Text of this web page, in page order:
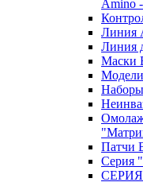
Amino
Линия
Линия
Маски
Патчи
Серия
СЕРИЯ